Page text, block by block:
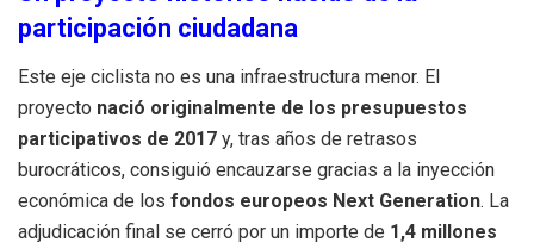
participación ciudadana
Este eje ciclista no es una infraestructura menor. El
proyecto nació originalmente de los presupuestos
participativos de 2017 y, tras años de retrasos
burocráticos, consiguió encauzarse gracias a la inyección
económica de los fondos europeos Next Generation. La
adjudicación final se cerró por un importe de 1,4 millones